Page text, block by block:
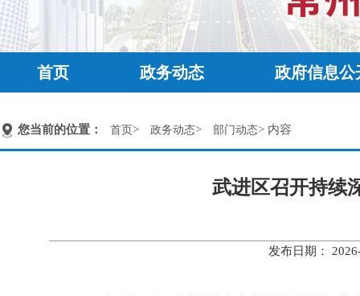
首页 政务动态 政府信息公
您当前的位置： 首页> 政务动态> 部门动态> 内容
武进区召开持续
发布日期：